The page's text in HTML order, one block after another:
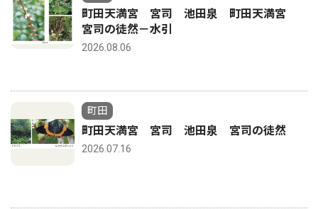
町田天満宮 宮司 池田泉 町田天満宮
宮司の徒然－水引
2026.08.06
町田
町田天満宮 宮司 池田泉 宮司の徒然
2026.07.16